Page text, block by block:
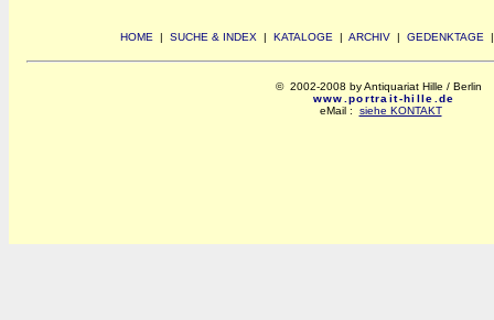
HOME | SUCHE & INDEX | KATALOGE | ARCHIV | GEDENKTAGE
© 2002-2008 by Antiquariat Hille / Berlin
www.portrait-hille.de
eMail : siehe KONTAKT